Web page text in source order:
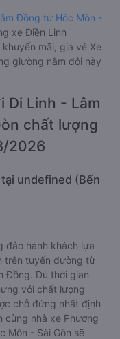
Đồng từ Hóc Môn -
xe Điền Linh
mãi, giá vé Xe
giường nằm đôi này
Di Linh - Lâm
chất lượng
2026
undefined (Bến
đảo hành khách lựa
trên tuyến đường từ
Đồng. Dù thời gian
với chất lượng
chỗ đứng nhất định
cùng nhà xe Phương
Môn - Sài Gòn sẽ